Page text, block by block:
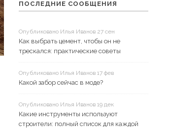
ПОСЛЕДНИЕ СООБЩЕНИЯ
Опубликовано Илья Иванов 27 сен
Как выбрать цемент, чтобы он не
трескался: практические советы
Опубликовано Илья Иванов 17 фев
Какой забор сейчас в моде?
Опубликовано Илья Иванов 19 дек
Какие инструменты используют
строители: полный список для каждой